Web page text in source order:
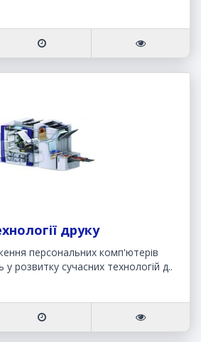
друку
персональних комп'ютерів
у розвитку сучасних технологій д..